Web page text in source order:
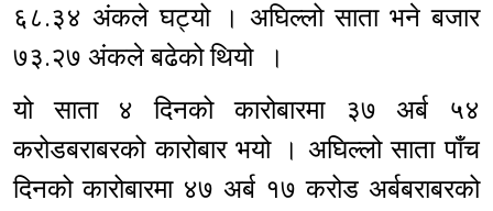
६८.३४ अंकले घट्यो । अघिल्लो साता भने बजार
७३.२७ अंकले बढेको थियो ।
यो साता ४ दिनको कारोबारमा ३७ अर्ब ५४
करोडबराबरको कारोबार भयो । अघिल्लो साता पाँच
दिनको कारोबारमा ४७ अर्ब १७ करोड अर्बबराबरको